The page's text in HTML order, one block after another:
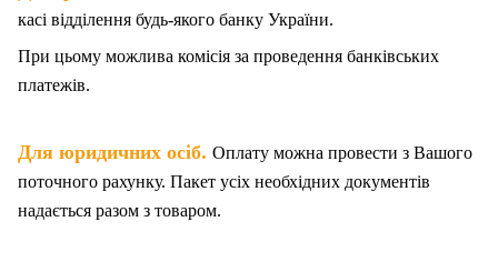
касі відділення будь-якого банку України.
При цьому можлива комісія за проведення банківських
платежів.
Для юридичних осіб. Оплату можна провести з Вашого
поточного рахунку. Пакет усіх необхідних документів
надається разом з товаром.